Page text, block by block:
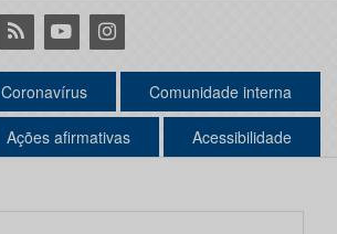
RSS YoutubeInstagram
Coronavírus Comunidade interna
Ações afirmativas Acessibilidade